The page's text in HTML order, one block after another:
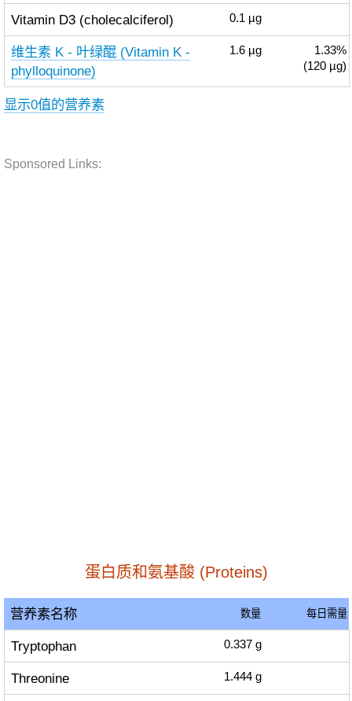
Vitamin D3 (cholecalciferol) 0.1 µg
维生素 K - 叶绿醌 (Vitamin K -
phylloquinone)
1.6 µg
1.33%
(120 µg)
显示0值的营养素
Sponsored Links:
蛋白质和氨基酸 (Proteins)
营养素名称 数量 每日需量
Tryptophan 0.337 g
Threonine 1.444 g